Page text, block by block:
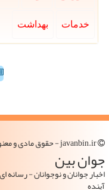
خدمات بهداشت
جوان بین
اخبار جوانان و نوجوانان -
آینده